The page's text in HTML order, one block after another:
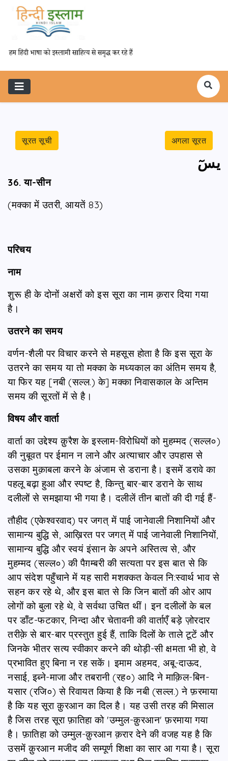
सूरत सूची अगला सूरत
يسٓ
36. या-सीन
(मक्का में उतरी, आयतें 83)
परिचय
नाम
शुरू ही के दोनों अक्षरों को इस सूरा का नाम क़रार दिया गया
है।
उतरने का समय
वर्णन-शैली पर विचार करने से महसूस होता है कि इस सूरा के
उतरने का समय या तो मक्का के मध्यकाल का अंतिम समय है,
या फिर यह [नबी (सल्ल.) के] मक्का निवासकाल के अन्तिम
समय की सूरतों में से है।
विषय और वार्ता
वार्ता का उद्देश्य क़ुरैश के इस्लाम-विरोधियों को मुहम्मद (सल्ल०)
की नुबूवत पर ईमान न लाने और अत्याचार और उपहास से
उसका मुक़ाबला करने के अंजाम से डराना है। इसमें डरावे का
पहलू बढ़ा हुआ और स्पष्ट है, किन्तु बार-बार डराने के साथ
दलीलों से समझाया भी गया है। दलीलें तीन बातों की दी गई हैं-
तौहीद (एकेश्वरवाद) पर जगत् में पाई जानेवाली निशानियों और
सामान्य बुद्धि से, आख़िरत पर जगत् में पाई जानेवाली निशानियों,
सामान्य बुद्धि और स्वयं इंसान के अपने अस्तित्व से, और
मुहम्मद (सल्ल०) की पैग़म्बरी की सत्यता पर इस बात से कि
आप संदेश पहुँचाने में यह सारी मशक्कत केवल नि:स्वार्थ भाव से
सहन कर रहे थे, और इस बात से कि जिन बातों की ओर आप
लोगों को बुला रहे थे, वे सर्वथा उचित थीं। इन दलीलों के बल
पर डाँट-फटकार, निन्दा और चेतावनी की वार्ताएँ बड़े ज़ोरदार
तरीक़े से बार-बार प्रस्तुत हुई हैं, ताकि दिलों के ताले टूटें और
जिनके भीतर सत्य स्वीकार करने की थोड़ी-सी क्षमता भी हो, वे
प्रभावित हुए बिना न रह सकें। इमाम अहमद, अबू-दाऊद,
नसाई, इब्ने-माजा और तबरानी (रह०) आदि ने माक़िल-बिन-
यसार (रजि०) से रिवायत किया है कि नबी (सल्ल.) ने फ़रमाया
है कि यह सूरा क़ुरआन का दिल है। यह उसी तरह की मिसाल
है जिस तरह सूरा फ़ातिहा को 'उम्मुल-क़ुरआन' फ़रमाया गया
है। फ़ातिहा को उम्मुल-क़ुरआन क़रार देने की वजह यह है कि
उसमें क़ुरआन मजीद की सम्पूर्ण शिक्षा का सार आ गया है। सूरा